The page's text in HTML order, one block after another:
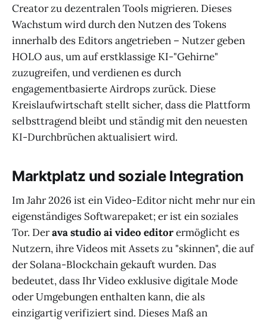
Creator zu dezentralen Tools migrieren. Dieses
Wachstum wird durch den Nutzen des Tokens
innerhalb des Editors angetrieben – Nutzer geben
HOLO aus, um auf erstklassige KI-"Gehirne"
zuzugreifen, und verdienen es durch
engagementbasierte Airdrops zurück. Diese
Kreislaufwirtschaft stellt sicher, dass die Plattform
selbsttragend bleibt und ständig mit den neuesten
KI-Durchbrüchen aktualisiert wird.
Marktplatz und soziale Integration
Im Jahr 2026 ist ein Video-Editor nicht mehr nur ein
eigenständiges Softwarepaket; er ist ein soziales
Tor. Derava studio ai video editorermöglicht es
Nutzern, ihre Videos mit Assets zu "skinnen", die auf
der Solana-Blockchain gekauft wurden. Das
bedeutet, dass Ihr Video exklusive digitale Mode
oder Umgebungen enthalten kann, die als
einzigartig verifiziert sind. Dieses Maß an